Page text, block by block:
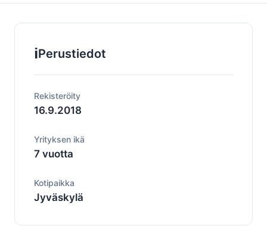
ℹ️Perustiedot
Rekisteröity
16.9.2018
Yrityksen ikä
7 vuotta
Kotipaikka
Jyväskylä